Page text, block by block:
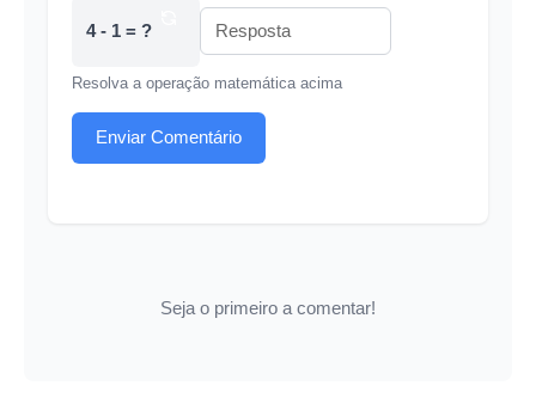
4 - 1 = ?
Resolva a operação matemática acima
Enviar Comentário
Seja o primeiro a comentar!